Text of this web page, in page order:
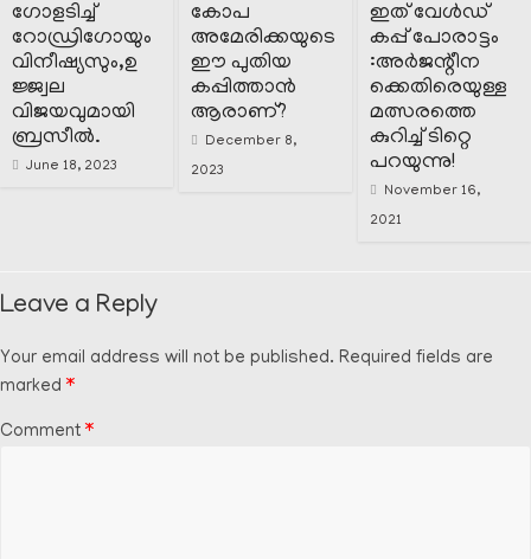
ഗോളടിച്ച്
റോഡ്രിഗോയും
വിനീഷ്യസും,ഉ
ജ്ജ്വല
വിജയവുമായി
ബ്രസീൽ.
June 18, 2023
കോപ
അമേരിക്കയുടെ
ഈ പുതിയ
കപ്പിത്താൻ
ആരാണ്?
December 8,
2023
ഇത് വേൾഡ്
കപ്പ് പോരാട്ടം
:അർജന്റീന
ക്കെതിരെയുള്ള
മത്സരത്തെ
കുറിച്ച് ടിറ്റെ
പറയുന്നു!
November 16,
2021
Leave a Reply
Your email address will not be published. Required fields are
marked *
Comment *